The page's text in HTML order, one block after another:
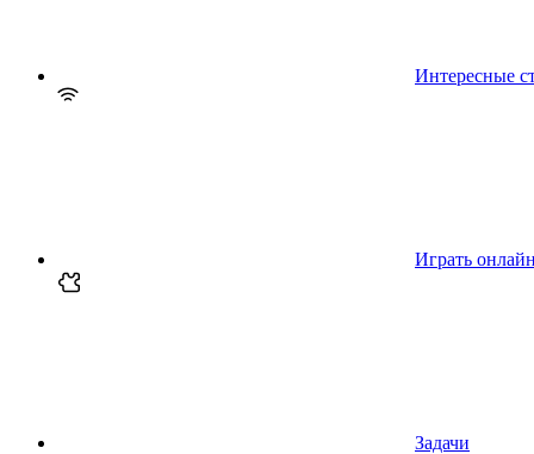
Интересные
Играть онлайн
Задачи